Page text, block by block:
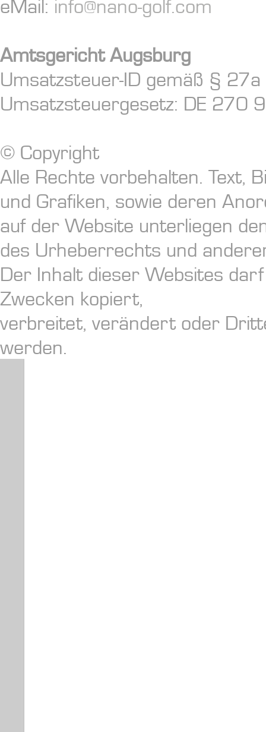
eMail: info@nano-golf.com
Amtsgericht Augsburg
Umsatzsteuer-ID gemäß § 27a
Umsatzsteuergesetz: DE 270
© Copyright
Alle Rechte vorbehalten. Text,
und Grafiken, sowie deren
auf der Website unterliegen
des Urheberrechts und
Der Inhalt dieser Websites
Zwecken kopiert,
verbreitet, verändert oder
werden.